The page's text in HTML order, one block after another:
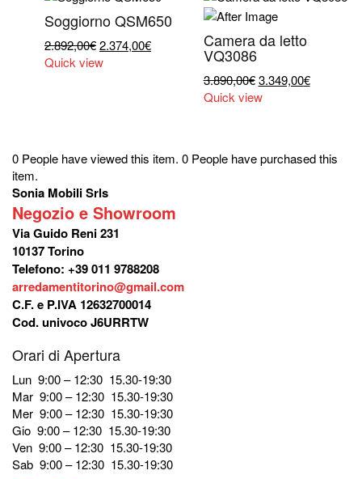
Soggiorno QSM650
2.892,00€Il
prezzo
2.374,00€Il
Quick view
Camera da letto
VQ3086
3.890,00€ Il
prezzo
3.349,00€Il
Quick view
0 People have viewed this item. 0 People have purchased this
item.
Sonia Mobili Srls
Negozio e Showroom
Via Guido Reni 231
10137 Torino
Telefono: +39 011 9788208
arredamentitorino@gmail.com
C.F. e P.IVA 12632700014
Cod. univoco J6URRTW
Orari di Apertura
Lun 9:00 – 12:30 15.30-19:30
Mar 9:00 – 12:30 15.30-19:30
Mer 9:00 – 12:30 15.30-19:30
Gio 9:00 – 12:30 15.30-19:30
Ven 9:00 – 12:30 15.30-19:30
Sab 9:00 – 12:30 15.30-19:30